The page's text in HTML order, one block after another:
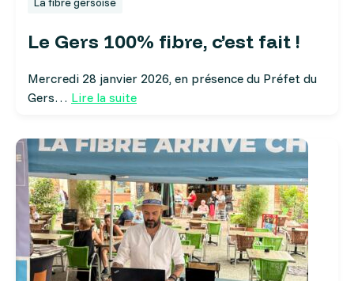
Le Gers 100% fibre, c’est fait !
Mercredi 28 janvier 2026, en présence du Préfet du
Gers… Lire la suite